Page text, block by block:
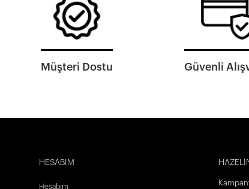
Müşteri Dostu Güvenli
HESABIM
Hesabım